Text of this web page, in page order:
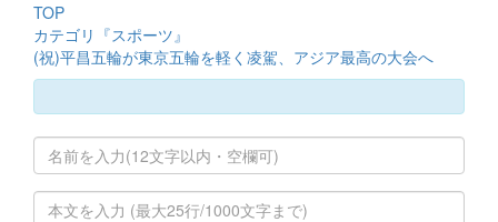
TOP
カテゴリ『スポーツ』
(祝)平昌五輪が東京五輪を軽く凌駕、アジア最高の大会へ